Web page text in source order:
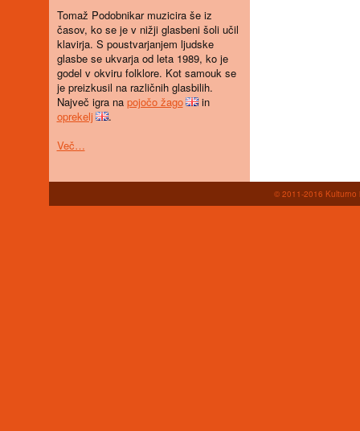
Tomaž Podobnikar muzicira še iz
časov, ko se je v nižji glasbeni šoli učil
klavirja. S poustvarjanjem ljudske
glasbe se ukvarja od leta 1989, ko je
godel v okviru folklore. Kot samouk se
je preizkusil na različnih glasbilih.
Največ igra na pojočo žago
in
oprekelj
.
Več…
© 2011-2016 Kulturno